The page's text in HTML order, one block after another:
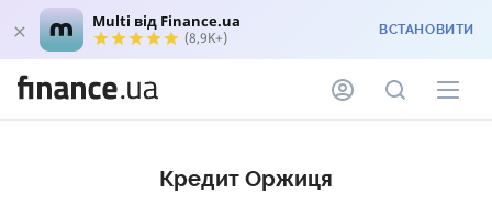
Multi від Finance.ua
(8,9K+) ВСТАНОВИТИ
Кредит Оржиця